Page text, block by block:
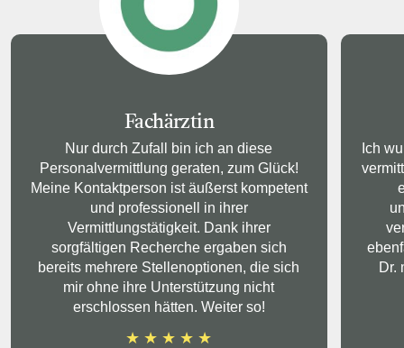
Fachärztin
Nur durch Zufall bin ich an diese
Personalvermittlung geraten, zum Glück!
Meine Kontaktperson ist äußerst kompetent
und professionell in ihrer
Vermittlungstätigkeit. Dank ihrer
sorgfältigen Recherche ergaben sich
bereits mehrere Stellenoptionen, die sich
mir ohne ihre Unterstützung nicht
erschlossen hätten. Weiter so!
★ ★ ★ ★ ★
Ich
Dr.